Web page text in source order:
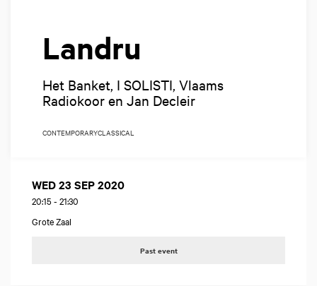
Landru
Het Banket, I SOLISTI, Vlaams
Radiokoor en Jan Decleir
CONTEMPORARYCLASSICAL
WED 23 SEP 2020
20:15 - 21:30
Grote Zaal
Past event